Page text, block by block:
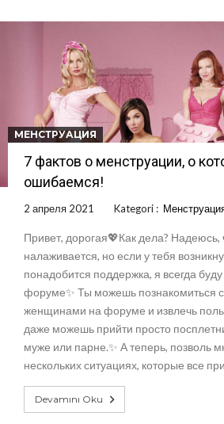
МЕНСТРУАЦИЯ
7 фактов о менструации, о
ошибаемся!
2 апреля 2021 Kategori :
Привет, дорогая💖Как дела? Надеюсь,
налаживается, но если у тебя
понадобится поддержка, я всегда
форуме✨ Ты можешь познакомиться
женщинами на форуме и извлечь
даже можешь прийти просто
муже или парне.✨ А теперь, позволь
нескольких ситуациях, которые все
Devamını Oku